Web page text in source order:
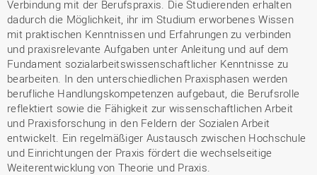
Verbindung mit der Berufspraxis. Die Studierenden erhalten
dadurch die Möglichkeit, ihr im Studium erworbenes Wissen
mit praktischen Kenntnissen und Erfahrungen zu verbinden
und praxisrelevante Aufgaben unter Anleitung und auf dem
Fundament sozialarbeitswissenschaftlicher Kenntnisse zu
bearbeiten. In den unterschiedlichen Praxisphasen werden
berufliche Handlungskompetenzen aufgebaut, die Berufsrolle
reflektiert sowie die Fähigkeit zur wissenschaftlichen Arbeit
und Praxisforschung in den Feldern der Sozialen Arbeit
entwickelt. Ein regelmäßiger Austausch zwischen Hochschule
und Einrichtungen der Praxis fördert die wechselseitige
Weiterentwicklung von Theorie und Praxis.